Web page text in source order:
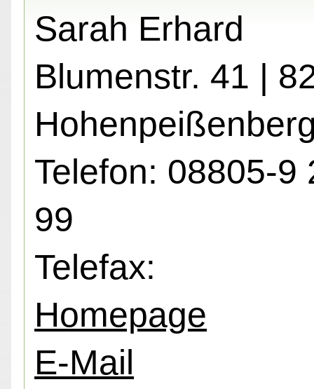
Sarah Erhard
Blumenstr. 41 |
Telefon: 08805-9
99
Telefax:
Homepage
E-Mail